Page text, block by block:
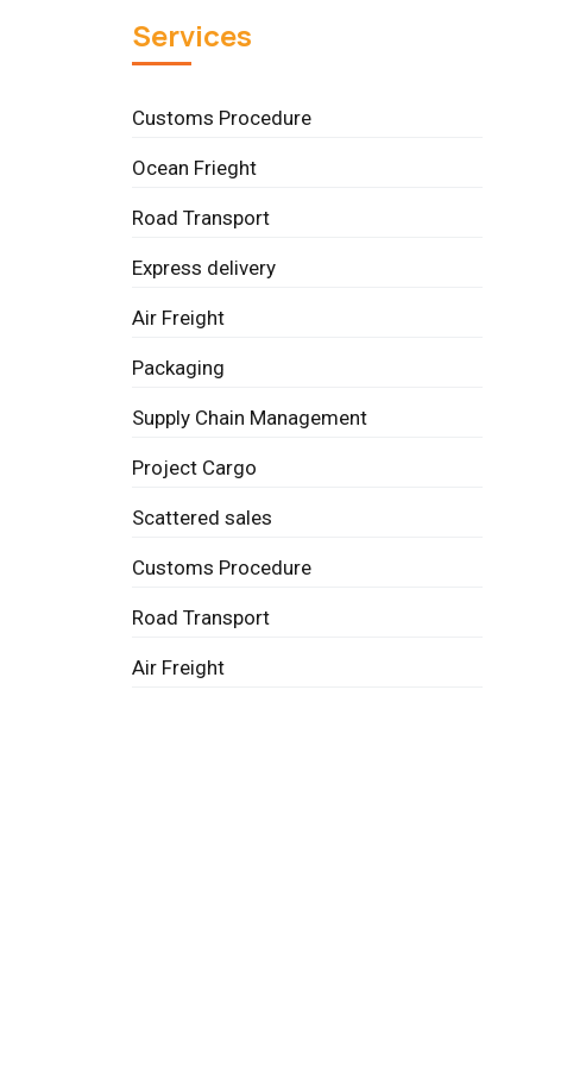
Services
Customs Procedure
Ocean Frieght
Road Transport
Express delivery
Air Freight
Packaging
Supply Chain Management
Project Cargo
Scattered sales
Customs Procedure
Road Transport
Air Freight